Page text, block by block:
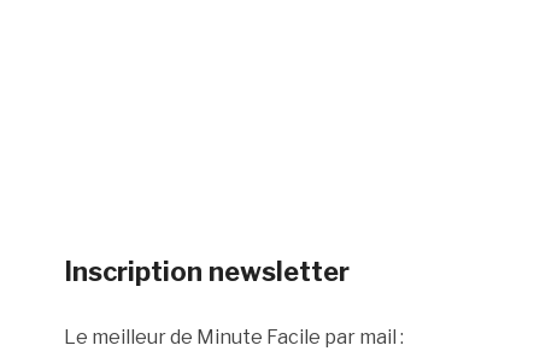
Inscription newsletter
Le meilleur de Minute Facile par mail :